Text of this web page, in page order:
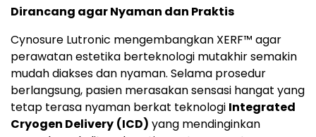
Dirancang agar Nyaman dan Praktis
Cynosure Lutronic mengembangkan XERF™ agar
perawatan estetika berteknologi mutakhir semakin
mudah diakses dan nyaman. Selama prosedur
berlangsung, pasien merasakan sensasi hangat yang
tetap terasa nyaman berkat teknologi Integrated
Cryogen Delivery (ICD) yang mendinginkan